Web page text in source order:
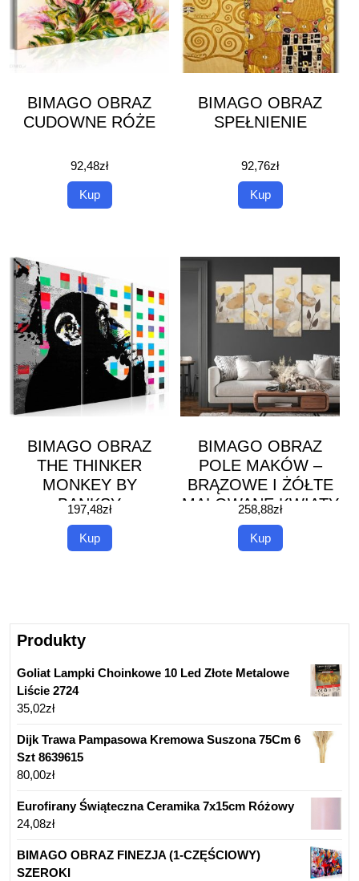
BIMAGO OBRAZ
CUDOWNE RÓŻE
92,48zł
Kup
BIMAGO OBRAZ
SPEŁNIENIE
92,76zł
Kup
BIMAGO OBRAZ
THE THINKER
MONKEY BY
BANKSY
197,48zł
Kup
BIMAGO OBRAZ
POLE MAKÓW –
BRĄZOWE I ŻÓŁTE
MALOWANE KWIATY
WŚRÓD TRAW NA
ŁĄCE
258,88zł
Kup
Produkty
Goliat Lampki Choinkowe 10 Led Złote Metalowe
Liście 2724
35,02zł
Dijk Trawa Pampasowa Kremowa Suszona 75Cm 6
Szt 8639615
80,00zł
Eurofirany Świąteczna Ceramika 7x15cm Różowy
24,08zł
BIMAGO OBRAZ FINEZJA (1-CZĘŚCIOWY)
SZEROKI